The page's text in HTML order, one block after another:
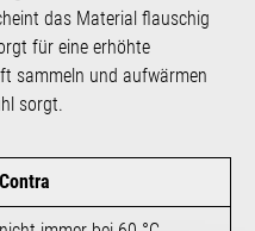
das Material flauschig
für eine erhöhte
sammeln und aufwärmen
sorgt.
Contra